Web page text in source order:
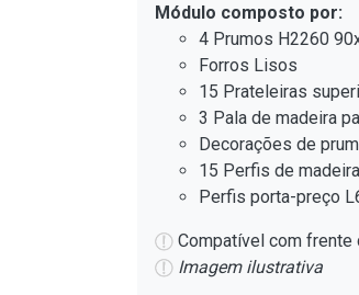
Módulo composto por:
4 Prumos H2260
Forros Lisos
15 Prateleiras
3 Pala de madeira
Decorações de
15 Perfis de
Perfis porta-preço
Compatível com frente
Imagem ilustrativa